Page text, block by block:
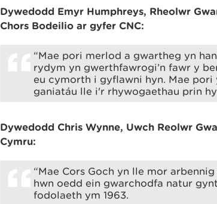
Dywedodd Emyr Humphreys, Rheolwr
Chors Bodeilio ar gyfer CNC:
“Mae pori merlod a gwartheg yn
rydym yn gwerthfawrogi’n fawr y
eu cymorth i gyflawni hyn. Mae
ganiatáu lle i'r rhywogaethau prin
Dywedodd Chris Wynne, Uwch Reolwr
Cymru:
“Mae Cors Goch yn lle mor
hwn oedd ein gwarchodfa natur
fodolaeth ym 1963.